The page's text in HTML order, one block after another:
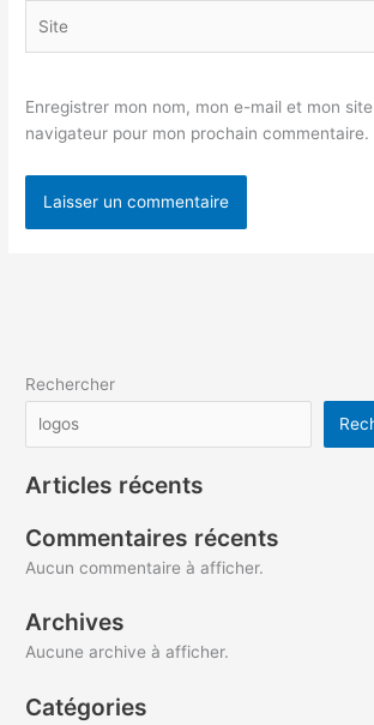
Enregistrer mon nom, mon e-mail et mon
navigateur pour mon prochain commentaire.
Rechercher
Articles récents
Commentaires récents
Aucun commentaire à afficher.
Archives
Aucune archive à afficher.
Catégories